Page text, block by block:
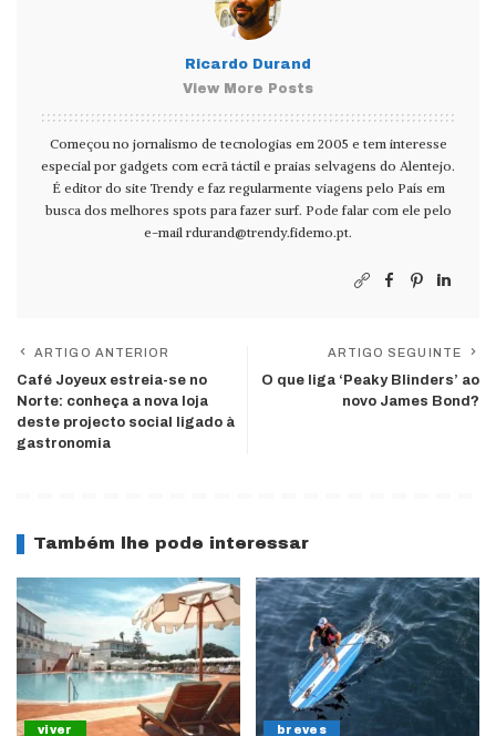
Ricardo Durand
View More Posts
Começou no jornalismo de tecnologias em 2005 e tem interesse
especial por gadgets com ecrã táctil e praias selvagens do Alentejo.
É editor do site Trendy e faz regularmente viagens pelo País em
busca dos melhores spots para fazer surf. Pode falar com ele pelo
e-mail rdurand@trendy.fidemo.pt.
ARTIGO ANTERIOR
Café Joyeux estreia-se no
Norte: conheça a nova loja
deste projecto social ligado à
gastronomia
ARTIGO SEGUINTE
O que liga ‘Peaky Blinders’ ao
novo James Bond?
Também lhe pode interessar
viver breves